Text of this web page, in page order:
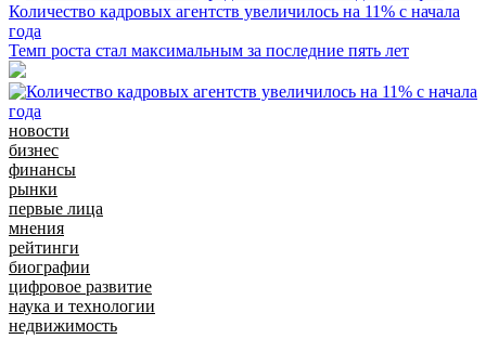
Количество кадровых агентств увеличилось на 11% с начала
года
Темп роста стал максимальным за последние пять лет
новости
бизнес
финансы
рынки
первые лица
мнения
рейтинги
биографии
цифровое развитие
наука и технологии
недвижимость